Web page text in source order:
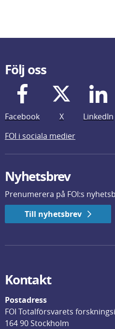
Följ oss
Facebook X LinkedIn
FOI i sociala medier
Nyhetsbrev
Prenumerera på FOI:s
Till nyhetsbrev
Kontakt
Postadress
FOI Totalförsvarets
164 90 Stockholm